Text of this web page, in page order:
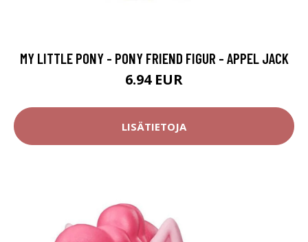
MY LITTLE PONY - PONY FRIEND FIGUR - APPEL JACK
6.94 EUR
LISÄTIETOJA